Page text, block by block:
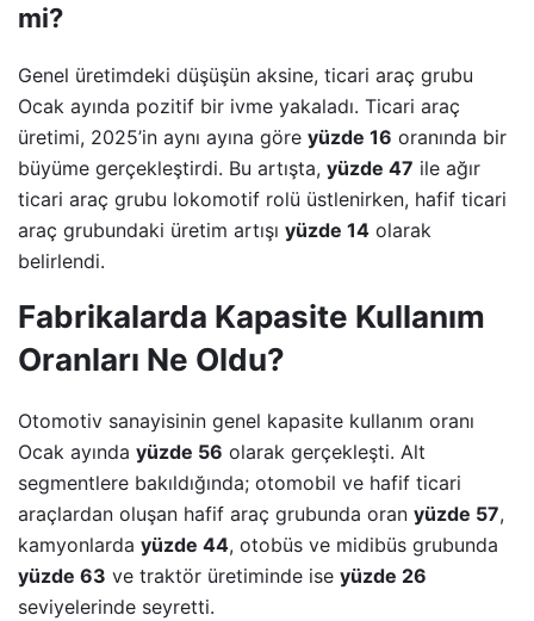
mi?
Genel üretimdeki düşüşün aksine, ticari araç grubu
Ocak ayında pozitif bir ivme yakaladı. Ticari araç
üretimi, 2025’in aynı ayına göre yüzde 16 oranında bir
büyüme gerçekleştirdi. Bu artışta, yüzde 47 ile ağır
ticari araç grubu lokomotif rolü üstlenirken, hafif ticari
araç grubundaki üretim artışı yüzde 14 olarak
belirlendi.
Fabrikalarda Kapasite Kullanım
Oranları Ne Oldu?
Otomotiv sanayisinin genel kapasite kullanım oranı
Ocak ayında yüzde 56 olarak gerçekleşti. Alt
segmentlere bakıldığında; otomobil ve hafif ticari
araçlardan oluşan hafif araç grubunda oran yüzde 57,
kamyonlarda yüzde 44, otobüs ve midibüs grubunda
yüzde 63 ve traktör üretiminde ise yüzde 26
seviyelerinde seyretti.